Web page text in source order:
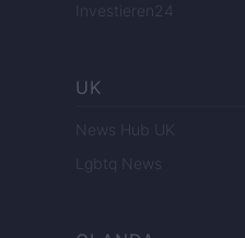
Investieren24
UK
News Hub UK
Lgbtq News